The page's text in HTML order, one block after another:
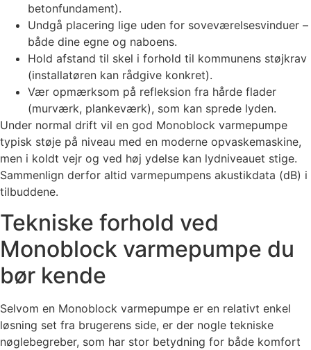
betonfundament).
Undgå placering lige uden for soveværelsesvinduer –
både dine egne og naboens.
Hold afstand til skel i forhold til kommunens støjkrav
(installatøren kan rådgive konkret).
Vær opmærksom på refleksion fra hårde flader
(murværk, plankeværk), som kan sprede lyden.
Under normal drift vil en god Monoblock varmepumpe
typisk støje på niveau med en moderne opvaskemaskine,
men i koldt vejr og ved høj ydelse kan lydniveauet stige.
Sammenlign derfor altid varmepumpens akustikdata (dB) i
tilbuddene.
Tekniske forhold ved
Monoblock varmepumpe du
bør kende
Selvom en Monoblock varmepumpe er en relativt enkel
løsning set fra brugerens side, er der nogle tekniske
nøglebegreber, som har stor betydning for både komfort